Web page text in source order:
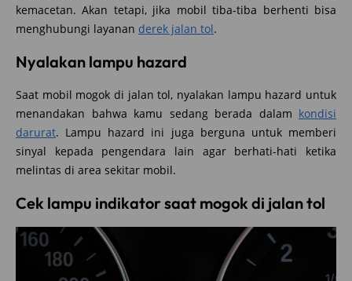
kemacetan. Akan tetapi, jika mobil tiba-tiba berhenti bisa
menghubungi layanan derek jalan tol.
Nyalakan lampu hazard
Saat mobil mogok di jalan tol, nyalakan lampu hazard untuk
menandakan bahwa kamu sedang berada dalam kondisi
darurat. Lampu hazard ini juga berguna untuk memberi
sinyal kepada pengendara lain agar berhati-hati ketika
melintas di area sekitar mobil.
Cek lampu indikator saat mogok di jalan tol